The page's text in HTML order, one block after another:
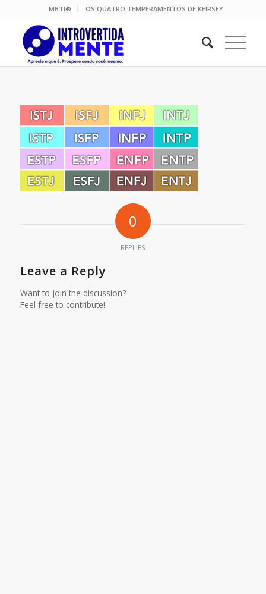
MBTI® OS QUATRO TEMPERAMENTOS DE KEIRSEY
0
REPLIES
Leave a Reply
Want to join the discussion?
Feel free to contribute!